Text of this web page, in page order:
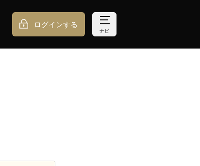
ログインする
ナビ